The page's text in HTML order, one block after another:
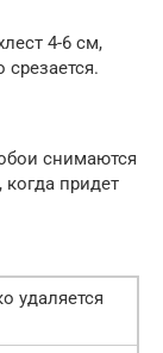
4-6 см,
снимаются
придет
удаляется